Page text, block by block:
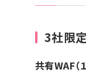
3社限
共有WAF